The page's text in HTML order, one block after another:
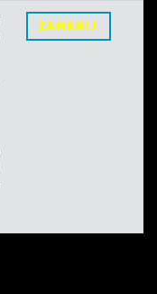
ZAMKNIJ